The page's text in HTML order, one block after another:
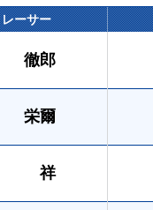
ーサー
徹郎
爾
祥